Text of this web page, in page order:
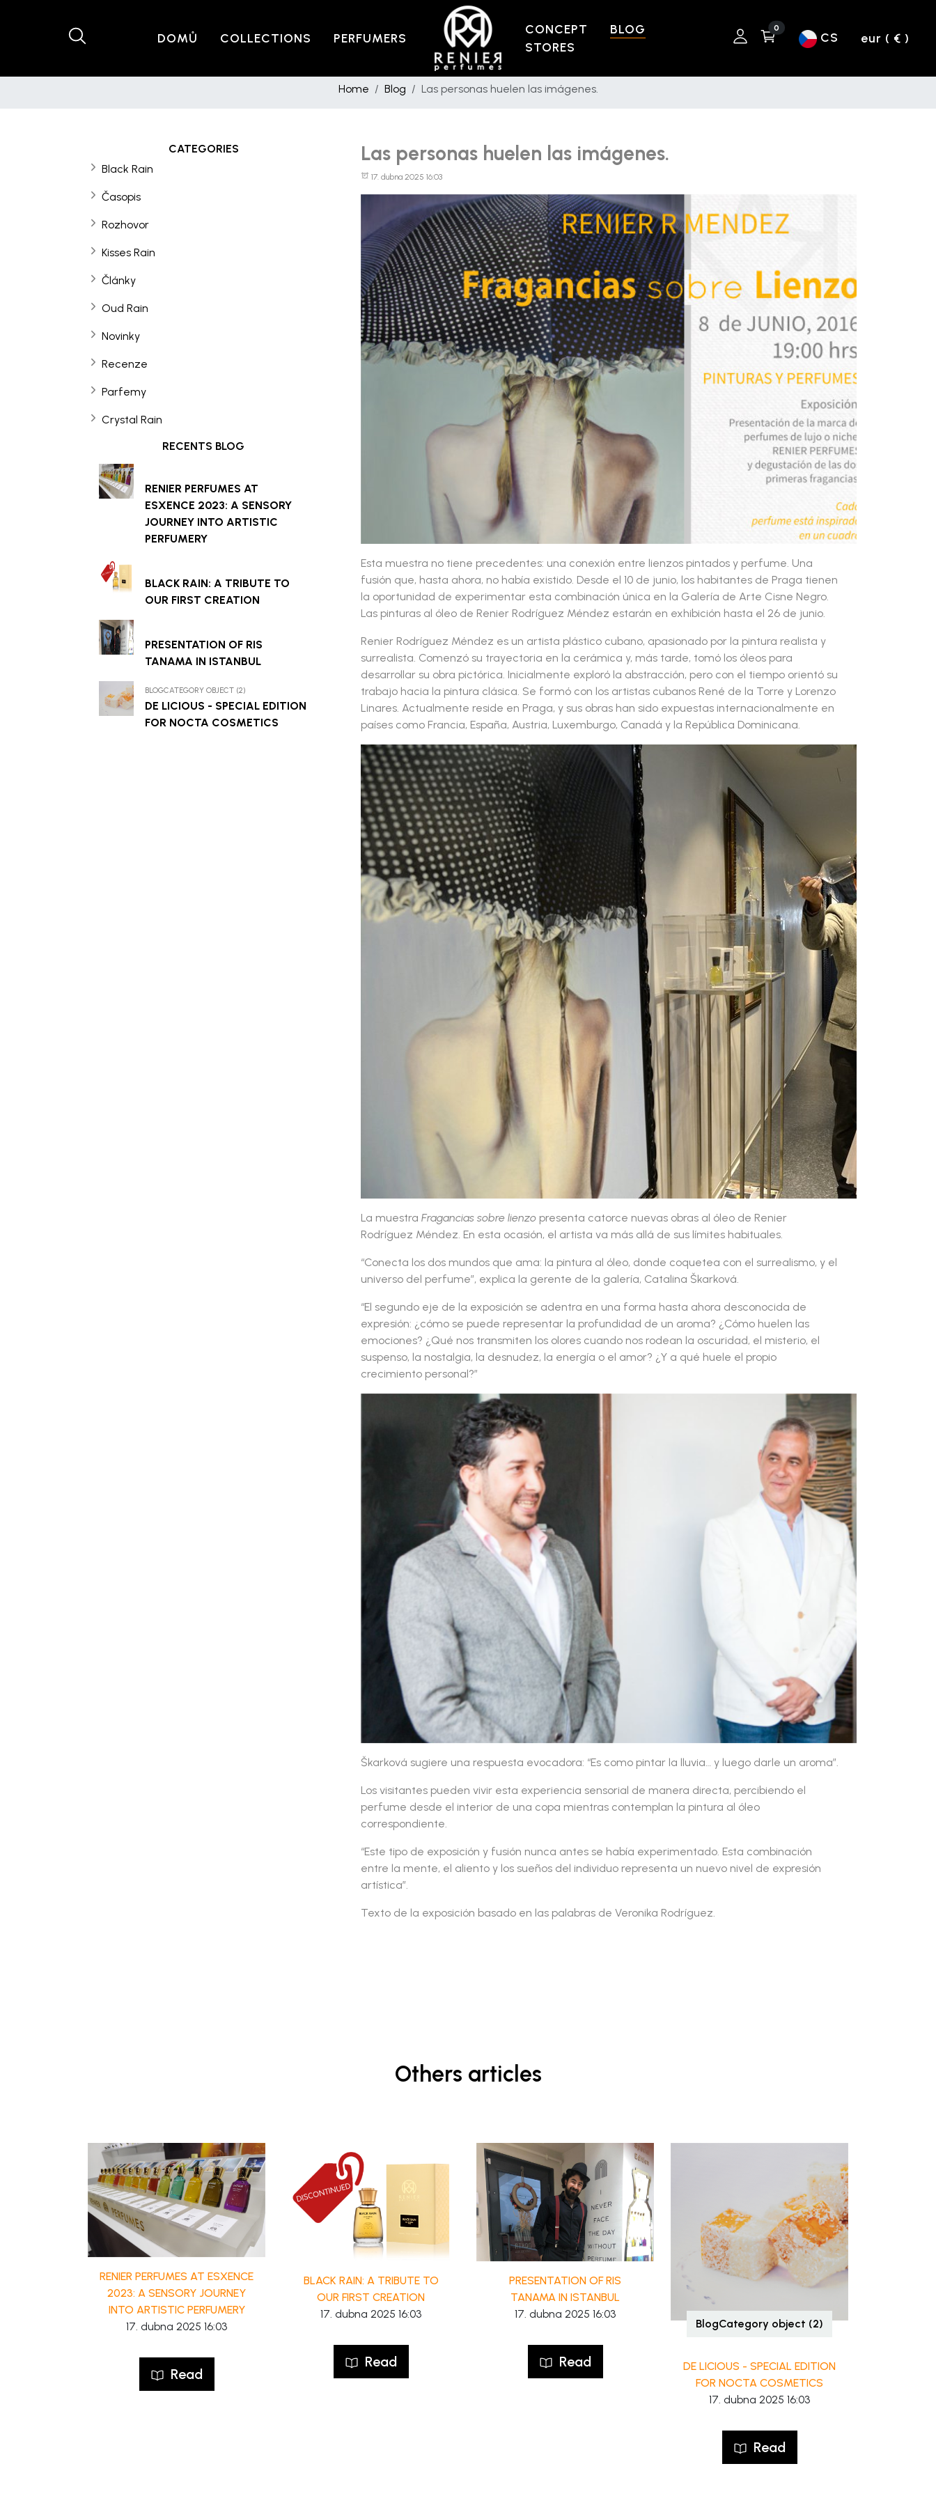
DOMŮ COLLECTIONS PERFUMERS
CONCEPT
BLOG
STORES
0
CS eur ( € )
Home Blog Las personas huelen las imágenes.
CATEGORIES
Black Rain
Časopis
Rozhovor
Kisses Rain
Články
Oud Rain
Novinky
Recenze
Parfemy
Crystal Rain
RECENTS BLOG
RENIER PERFUMES AT
ESXENCE 2023: A SENSORY
JOURNEY INTO ARTISTIC
PERFUMERY
BLACK RAIN: A TRIBUTE TO
OUR FIRST CREATION
PRESENTATION OF RIS
TANAMA IN ISTANBUL
BLOGCATEGORY OBJECT (2)
DE LICIOUS - SPECIAL EDITION
FOR NOCTA COSMETICS
Las personas huelen las imágenes.
17. dubna 2025 16:03
Esta muestra no tiene precedentes: una conexión entre lienzos pintados y perfume. Una
fusión que, hasta ahora, no había existido. Desde el 10 de junio, los habitantes de Praga tienen
la oportunidad de experimentar esta combinación única en la Galería de Arte Cisne Negro.
Las pinturas al óleo de Renier Rodríguez Méndez estarán en exhibición hasta el 26 de junio.
Renier Rodríguez Méndez es un artista plástico cubano, apasionado por la pintura realista y
surrealista. Comenzó su trayectoria en la cerámica y, más tarde, tomó los óleos para
desarrollar su obra pictórica. Inicialmente exploró la abstracción, pero con el tiempo orientó su
trabajo hacia la pintura clásica. Se formó con los artistas cubanos René de la Torre y Lorenzo
Linares. Actualmente reside en Praga, y sus obras han sido expuestas internacionalmente en
países como Francia, España, Austria, Luxemburgo, Canadá y la República Dominicana.
La muestra Fragancias sobre lienzo presenta catorce nuevas obras al óleo de Renier
Rodríguez Méndez. En esta ocasión, el artista va más allá de sus límites habituales.
“Conecta los dos mundos que ama: la pintura al óleo, donde coquetea con el surrealismo, y el
universo del perfume”, explica la gerente de la galería, Catalina Škarková.
“El segundo eje de la exposición se adentra en una forma hasta ahora desconocida de
expresión: ¿cómo se puede representar la profundidad de un aroma? ¿Cómo huelen las
emociones? ¿Qué nos transmiten los olores cuando nos rodean la oscuridad, el misterio, el
suspenso, la nostalgia, la desnudez, la energía o el amor? ¿Y a qué huele el propio
crecimiento personal?”
Škarková sugiere una respuesta evocadora: “Es como pintar la lluvia… y luego darle un aroma”.
Los visitantes pueden vivir esta experiencia sensorial de manera directa, percibiendo el
perfume desde el interior de una copa mientras contemplan la pintura al óleo
correspondiente.
“Este tipo de exposición y fusión nunca antes se había experimentado. Esta combinación
entre la mente, el aliento y los sueños del individuo representa un nuevo nivel de expresión
artística”.
Texto de la exposición basado en las palabras de Veronika Rodríguez.
Others articles
RENIER PERFUMES AT ESXENCE
2023: A SENSORY JOURNEY
INTO ARTISTIC PERFUMERY
17. dubna 2025 16:03
Read
BLACK RAIN: A TRIBUTE TO
OUR FIRST CREATION
17. dubna 2025 16:03
Read
PRESENTATION OF RIS
TANAMA IN ISTANBUL
17. dubna 2025 16:03
Read
BlogCategory object (2)
DE LICIOUS - SPECIAL EDITION
FOR NOCTA COSMETICS
17. dubna 2025 16:03
Read